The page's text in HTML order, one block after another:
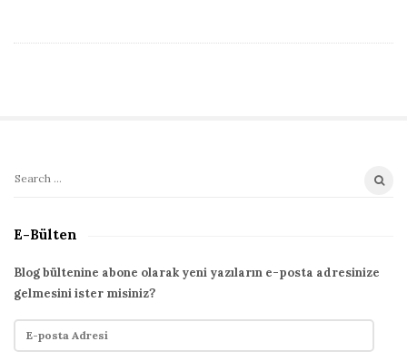
t
S
t
S
i
d
e
S
a
c
h
r
E-Bülten
Blog bültenine abone olarak yeni yazıların e-posta adresinize
gelmesini ister misiniz?
E
-